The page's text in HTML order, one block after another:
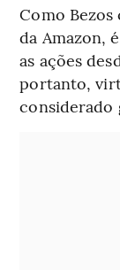
Como
da Amazon,
as ações
portanto,
considerado